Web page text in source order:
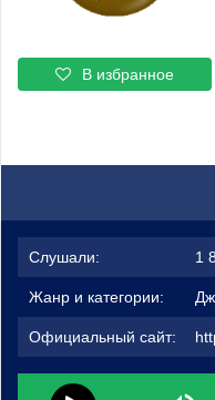
В избранное
Слушали: 1
Жанр и категории:
Официальный сайт: